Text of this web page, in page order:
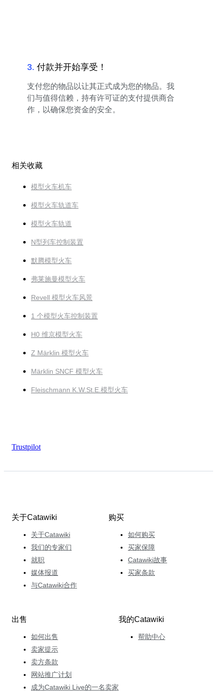
3. 付款并开始享受！
支付您的物品以让其正式成为您的物品。我
们与值得信赖，持有许可证的支付提供商合
作，以确保您资金的安全。
相关收藏
模型火车机车
模型火车轨道车
模型火车轨道
N型列车控制装置
默腾模型火车
弗莱施曼模型火车
Revell 模型火车风景
1 个模型火车控制装置
H0 维京模型火车
Z Märklin 模型火车
Märklin SNCF 模型火车
Fleischmann K.W.St.E.模型火车
Trustpilot
关于Catawiki
关于Catawiki
我们的专家们
就职
媒体报道
与Catawiki合作
购买
如何购买
买家保障
Catawiki故事
买家条款
出售
如何出售
卖家提示
卖方条款
网站推广计划
成为Catawiki Live的一名卖家
我的Catawiki
帮助中心